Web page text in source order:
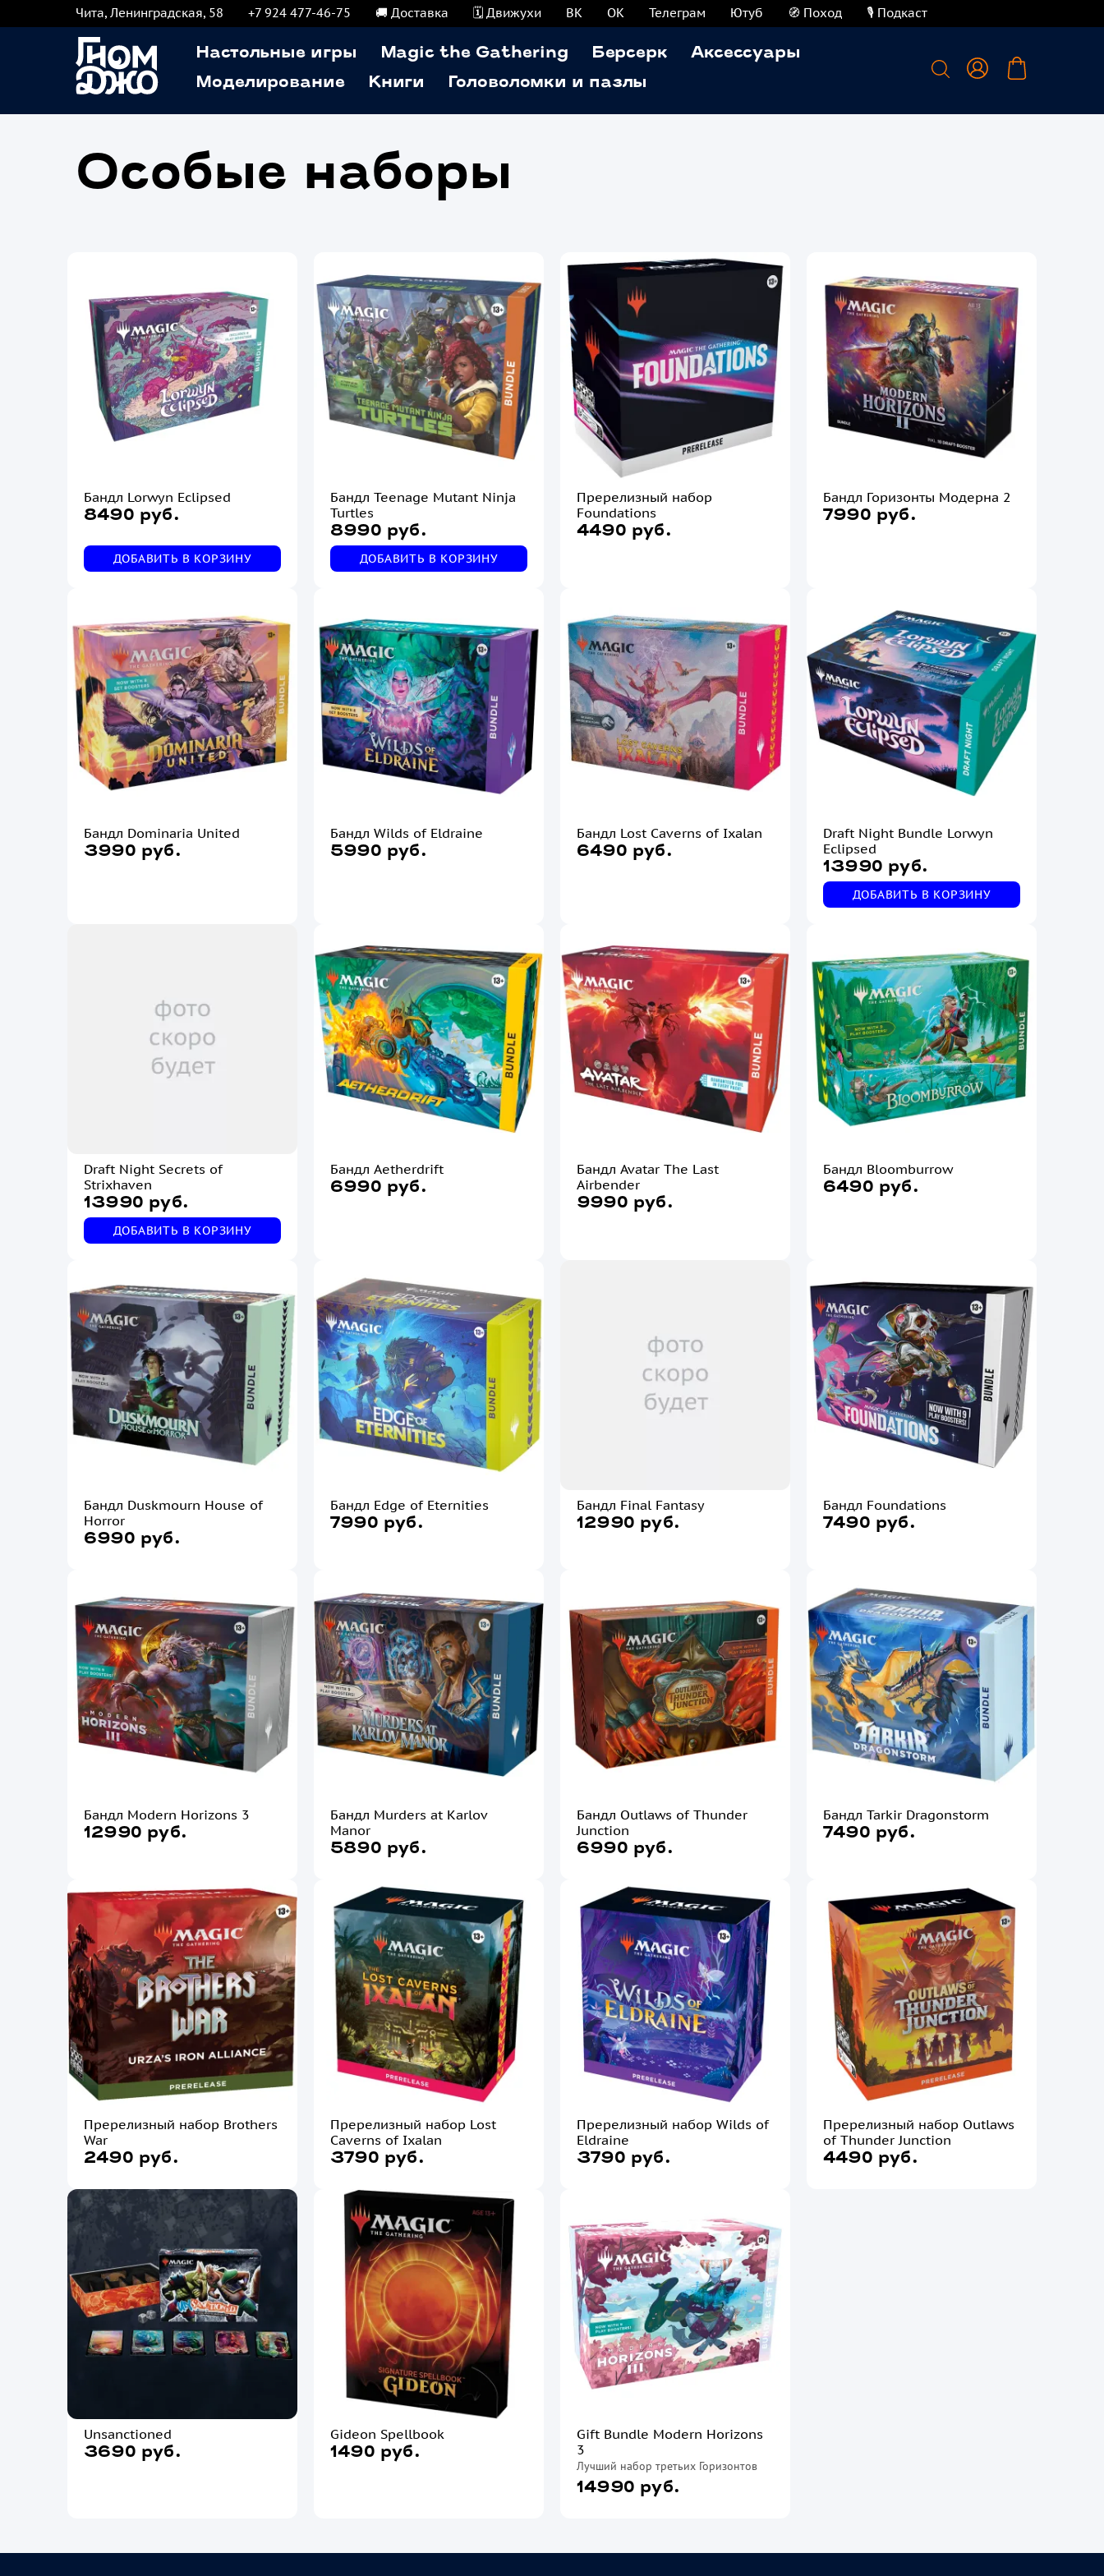
Чита, Ленинградская, 58 +7 924 477-46-75 🚚 Доставка 🗓️ Движухи ВК ОК Телеграм Ютуб 🧭 Поход 🎙️ Подкаст
Настольные игры Magic the Gathering Берсерк
Аксессуары
Моделирование
Книги Головоломки и пазлы
Особые наборы
Бандл Lorwyn Eclipsed
8490 руб.
ДОБАВИТЬ В КОРЗИНУ
Бандл Teenage Mutant Ninja
Turtles
8990 руб.
ДОБАВИТЬ В КОРЗИНУ
Пререлизный набор
Foundations
4490 руб.
Бандл Горизонты Модерна 2
7990 руб.
Бандл Dominaria United
3990 руб.
Бандл Wilds of Eldraine
5990 руб.
Бандл Lost Caverns of Ixalan
6490 руб.
Draft Night Bundle Lorwyn
Eclipsed
13990 руб.
ДОБАВИТЬ В КОРЗИНУ
Draft Night Secrets of
Strixhaven
13990 руб.
ДОБАВИТЬ В КОРЗИНУ
Бандл Aetherdrift
6990 руб.
Бандл Avatar The Last
Airbender
9990 руб.
Бандл Bloomburrow
6490 руб.
Бандл Duskmourn House of
Horror
6990 руб.
Бандл Edge of Eternities
7990 руб.
Бандл Final Fantasy
12990 руб.
Бандл Foundations
7490 руб.
Бандл Modern Horizons 3
12990 руб.
Бандл Murders at Karlov
Manor
5890 руб.
Бандл Outlaws of Thunder
Junction
6990 руб.
Бандл Tarkir Dragonstorm
7490 руб.
Пререлизный набор Brothers
War
2490 руб.
Пререлизный набор Lost
Caverns of Ixalan
3790 руб.
Пререлизный набор Wilds of
Eldraine
3790 руб.
Пререлизный набор Outlaws
of Thunder Junction
4490 руб.
Unsanctioned
3690 руб.
Gideon Spellbook
1490 руб.
Gift Bundle Modern Horizons
3
Лучший набор третьих Горизонтов
14990 руб.